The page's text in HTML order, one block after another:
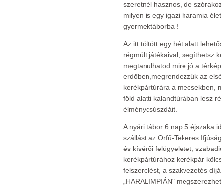
szeretnél hasznos, de
milyen is egy igazi haramia
gyermektáborba !
Az itt töltött egy hét alatt
régmúlt játékaival, segíthetsz
megtanulhatod mire jó a
erdőben,megrendezzük az
kerékpártúrára a mecsekben,
föld alatti kalandtúrában lesz
élménycsúszdáit.
A nyári tábor 6 nap 5 éjszaka
szállást az Orfű-Tekeres
és kísérői felügyeletet,
kerékpártúrához kerékpár
felszerelést, a szakvezetés
„HARALIMPIÁN"